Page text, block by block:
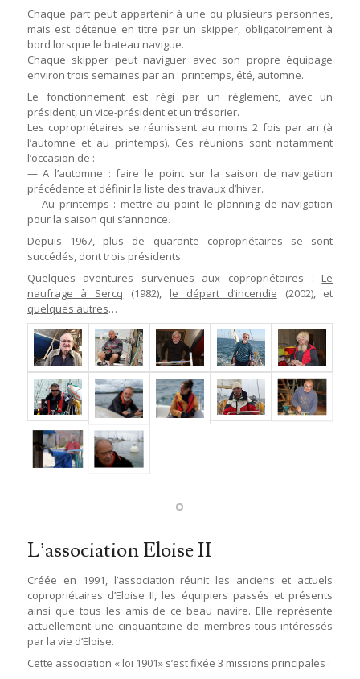
Chaque part peut appartenir à une ou plusieurs personnes,
mais est détenue en titre par un skipper, obligatoirement à
bord lorsque le bateau navigue.
Chaque skipper peut naviguer avec son propre équipage
environ trois semaines par an : printemps, été, automne.
Le fonctionnement est régi par un règlement, avec un
président, un vice-président et un trésorier.
Les copropriétaires se réunissent au moins 2 fois par an (à
l’automne et au printemps). Ces réunions sont notamment
l’occasion de :
— A l’automne : faire le point sur la saison de navigation
précédente et définir la liste des travaux d’hiver.
— Au printemps : mettre au point le planning de navigation
pour la saison qui s’annonce.
Depuis 1967, plus de quarante copropriétaires se sont
succédés, dont trois présidents.
Quelques aventures survenues aux copropriétaires : Le
naufrage à Sercq (1982), le départ d’incendie (2002), et
quelques autres…
L’association Eloise II
Créée en 1991, l’association réunit les anciens et actuels
copropriétaires d’Eloise II, les équipiers passés et présents
ainsi que tous les amis de ce beau navire. Elle représente
actuellement une cinquantaine de membres tous intéressés
par la vie d’Eloise.
Cette association « loi 1901» s’est fixée 3 missions principales :